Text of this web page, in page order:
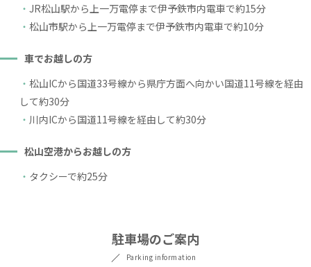
JR松山駅から上一万電停まで伊予鉄市内電車で約15分
松山市駅から上一万電停まで伊予鉄市内電車で約10分
車でお越しの方
松山ICから国道33号線から県庁方面へ向かい国道11号線を経由
して約30分
川内ICから国道11号線を経由して約30分
松山空港からお越しの方
タクシーで約25分
駐車場のご案内
Parking information